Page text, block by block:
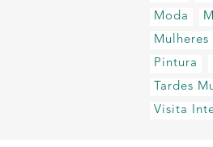
Moda
Mulheres
Pintura
Tardes
Visita